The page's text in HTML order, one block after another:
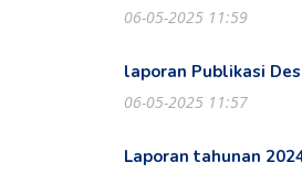
06-05-2025 11:59
laporan Publikasi
06-05-2025 11:57
Laporan tahunan